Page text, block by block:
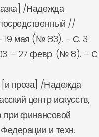
/Надежда
//
19 мая (№ 83). – С. 3:
– 27 февр. (№ 8). – С.
[и проза] /Надежда
центр искусств,
при финансовой
и техн.